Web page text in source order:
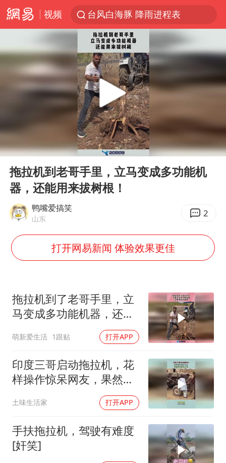
视频
台风白海豚 降雨进程表
黄金创今年来最大单周涨幅
解锁各地夏日限定体验
富婆带资进组给自己硬加60多场吻戏
白海豚将正面袭击贯穿浙江
金饰克价一夜涨回1300元
名创优品一次性内裤 颜面尽失
香港宏福苑火灾或由烟头引起
女主硬加吻戏短剧已下架
浙江一9岁男孩被海浪卷走仍在搜救中
郑丽文：台湾从来没有“独立”过
网传《披荆斩棘2026》名单
媒体：“内容由AI生成”不是免责盾牌
人民的健康、体质、幸福一脉相承
Play
00:00 00:11
拖拉机到老哥手里，立马变成多功能机
器，还能用来拔树根！
鸭嘴爱搞笑
山东 2
打开网易新闻 体验效果更佳
拖拉机到了老哥手里，立
马变成多功能机器，还能
萌新爱生活 1跟贴 打开APP
印度三哥启动拖拉机，花
样操作惊呆网友，果然知
土味生活家 打开APP
手扶拖拉机，驾驶有难度
[奸笑]